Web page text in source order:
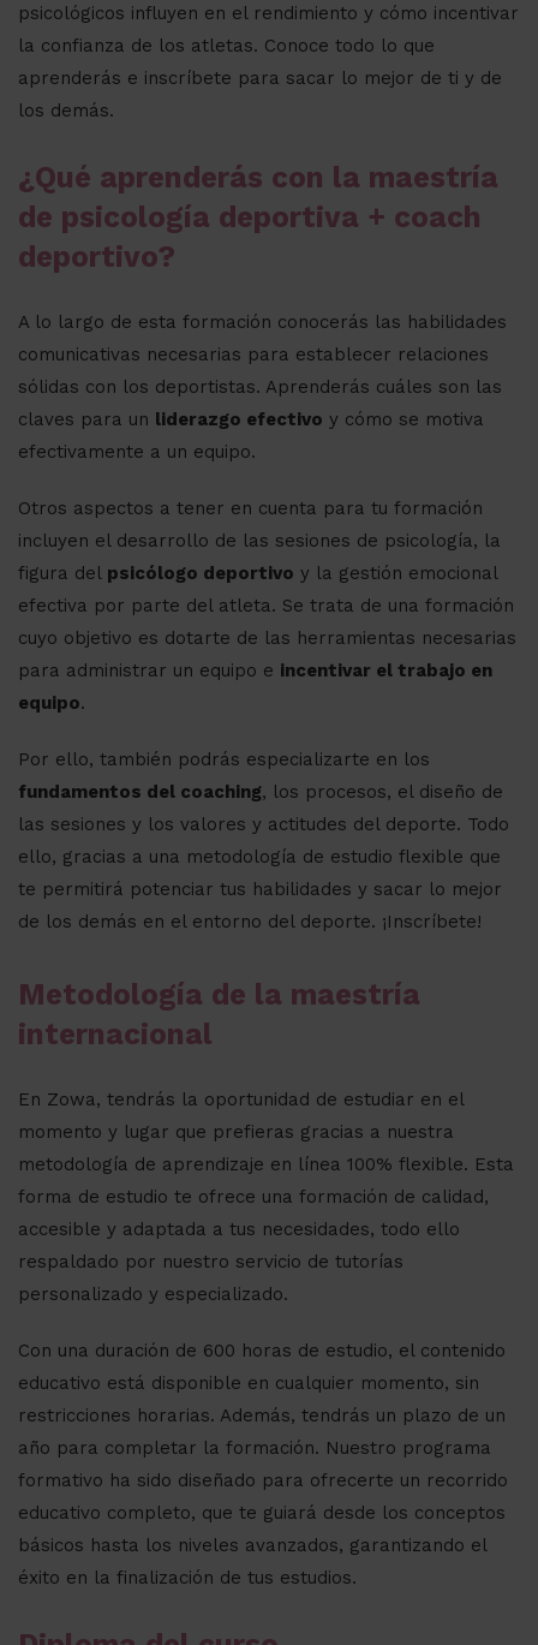
psicológicos influyen en el rendimiento y cómo incentivar
la confianza de los atletas. Conoce todo lo que
aprenderás e inscríbete para sacar lo mejor de ti y de
los demás.
¿Qué aprenderás con la maestría
de psicología deportiva + coach
deportivo?
A lo largo de esta formación conocerás las habilidades
comunicativas necesarias para establecer relaciones
sólidas con los deportistas. Aprenderás cuáles son las
claves para un liderazgo efectivo y cómo se motiva
efectivamente a un equipo.
Otros aspectos a tener en cuenta para tu formación
incluyen el desarrollo de las sesiones de psicología, la
figura del psicólogo deportivo y la gestión emocional
efectiva por parte del atleta. Se trata de una formación
cuyo objetivo es dotarte de las herramientas necesarias
para administrar un equipo e incentivar el trabajo en
equipo.
Por ello, también podrás especializarte en los
fundamentos del coaching, los procesos, el diseño de
las sesiones y los valores y actitudes del deporte. Todo
ello, gracias a una metodología de estudio flexible que
te permitirá potenciar tus habilidades y sacar lo mejor
de los demás en el entorno del deporte. ¡Inscríbete!
Metodología de la maestría
internacional
En Zowa, tendrás la oportunidad de estudiar en el
momento y lugar que prefieras gracias a nuestra
metodología de aprendizaje en línea 100% flexible. Esta
forma de estudio te ofrece una formación de calidad,
accesible y adaptada a tus necesidades, todo ello
respaldado por nuestro servicio de tutorías
personalizado y especializado.
Con una duración de 600 horas de estudio, el contenido
educativo está disponible en cualquier momento, sin
restricciones horarias. Además, tendrás un plazo de un
año para completar la formación. Nuestro programa
formativo ha sido diseñado para ofrecerte un recorrido
educativo completo, que te guiará desde los conceptos
básicos hasta los niveles avanzados, garantizando el
éxito en la finalización de tus estudios.